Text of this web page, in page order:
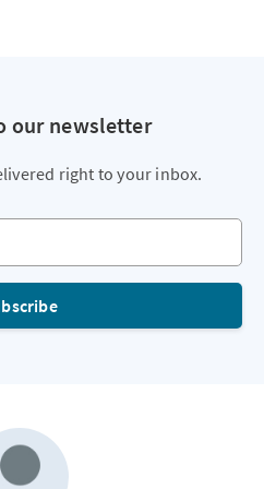
our newsletter
right to your inbox.